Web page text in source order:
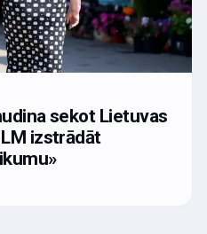
sekot Lietuvas
izstrādāt